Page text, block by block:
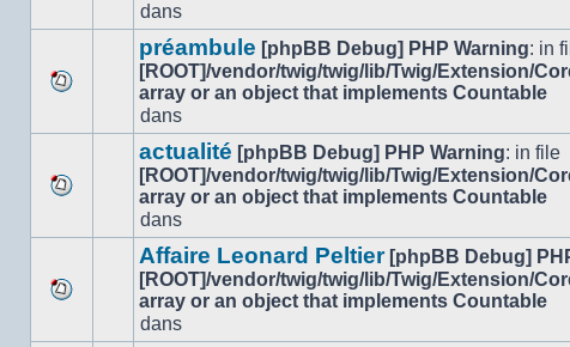
nouveau
message
dans
nouveau
message
préambule [phpBB Debug] PHP Warning: in
[ROOT]/vendor/twig/twig/lib/Twig/Extension/
array or an object that implements Countable
dans
nouveau
message
actualité [phpBB Debug] PHP Warning: in file
[ROOT]/vendor/twig/twig/lib/Twig/Extension/
array or an object that implements Countable
dans
nouveau
Affaire Leonard Peltier [phpBB Debug]
[ROOT]/vendor/twig/twig/lib/Twig/Extension/
array or an object that implements Countable
dans